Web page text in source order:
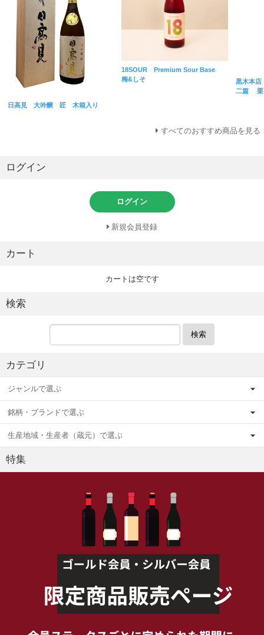
日高見 大吟醸 匠 木箱入り
18SOUR Premium Sour Base
梅&しそ
黒木本
二篇 栗
すべてのおすすめ商品を見る
ログイン
ログイン
新規会員登録
カート
カートは空です
検索
検索
カテゴリ
ジャンルで選ぶ
銘柄・ブランドで選ぶ
生産地域・生産者（蔵元）で選ぶ
特集